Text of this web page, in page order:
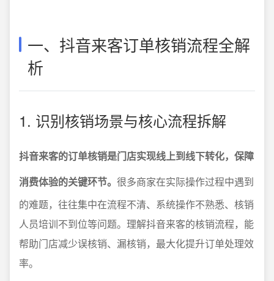
一、抖音来客订单核销流程全解
析
1. 识别核销场景与核心流程拆解
抖音来客的订单核销是门店实现线上到线下转化，保障
消费体验的关键环节。 很多商家在实际操作过程中遇到
的难题，往往集中在流程不清、系统操作不熟悉、核销
人员培训不到位等问题。理解抖音来客的核销流程，能
帮助门店减少误核销、漏核销，最大化提升订单处理效
率。